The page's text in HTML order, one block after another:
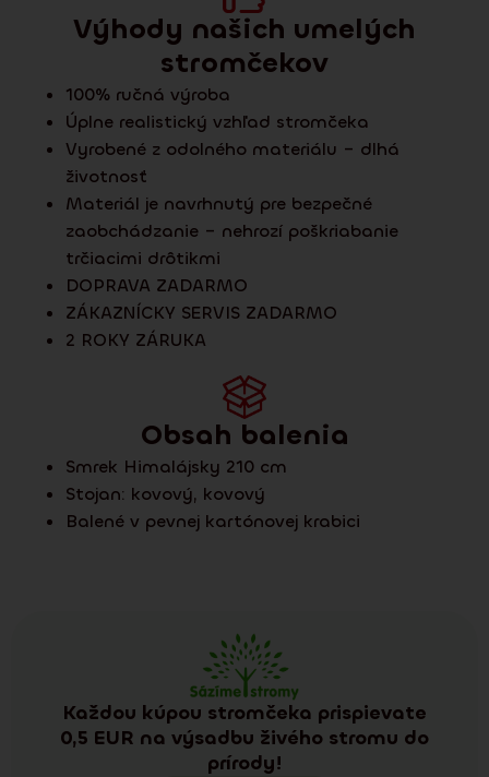
Výhody našich umelých
stromčekov
100% ručná výroba
Úplne realistický vzhľad stromčeka
Vyrobené z odolného materiálu – dlhá
životnosť
Materiál je navrhnutý pre bezpečné
zaobchádzanie – nehrozí poškriabanie
trčiacimi drôtikmi
DOPRAVA ZADARMO
ZÁKAZNÍCKY SERVIS ZADARMO
2 ROKY ZÁRUKA
Obsah balenia
Smrek Himalájsky 210 cm
Stojan: kovový, kovový
Balené v pevnej kartónovej krabici
Každou kúpou stromčeka prispievate
0,5 EUR na výsadbu živého stromu do
prírody!